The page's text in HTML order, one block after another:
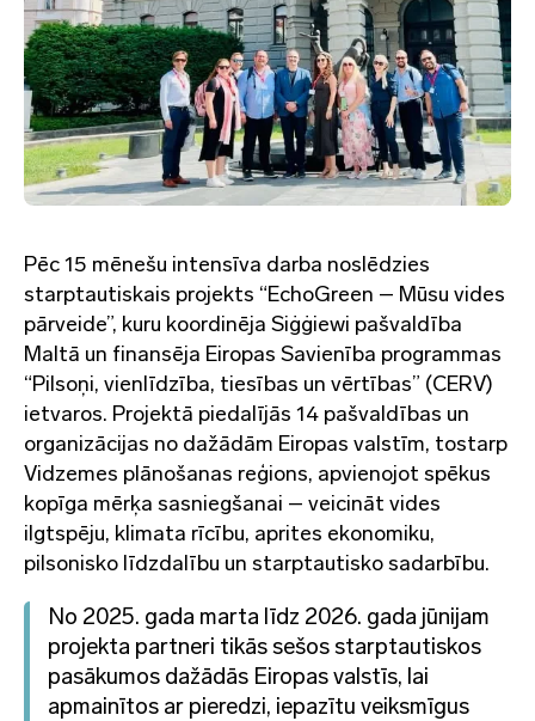
Pēc 15 mēnešu intensīva darba noslēdzies
starptautiskais projekts “EchoGreen – Mūsu vides
pārveide”, kuru koordinēja Siġġiewi pašvaldība
Maltā un finansēja Eiropas Savienība programmas
“Pilsoņi, vienlīdzība, tiesības un vērtības” (CERV)
ietvaros. Projektā piedalījās 14 pašvaldības un
organizācijas no dažādām Eiropas valstīm, tostarp
Vidzemes plānošanas reģions, apvienojot spēkus
kopīga mērķa sasniegšanai – veicināt vides
ilgtspēju, klimata rīcību, aprites ekonomiku,
pilsonisko līdzdalību un starptautisko sadarbību.
No 2025. gada marta līdz 2026. gada jūnijam
projekta partneri tikās sešos starptautiskos
pasākumos dažādās Eiropas valstīs, lai
apmainītos ar pieredzi, iepazītu veiksmīgus